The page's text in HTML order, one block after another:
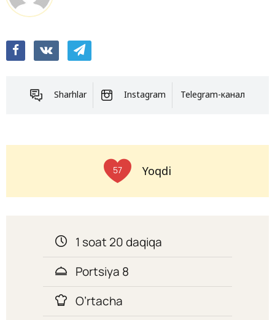
Sharhlar Instagram Telegram-канал
57 Yoqdi
1 soat 20 daqiqa
Portsiya 8
O’rtacha